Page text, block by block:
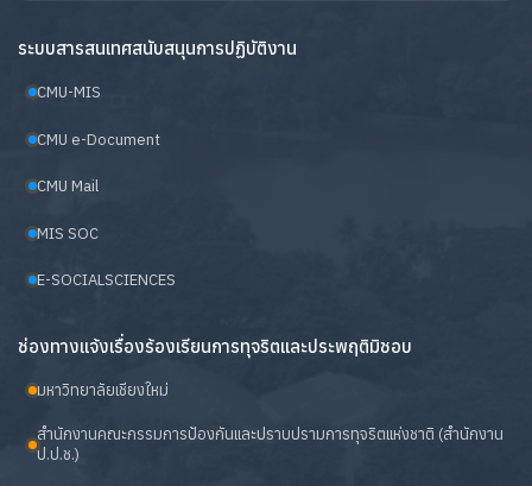
ระบบสารสนเทศสนับสนุนการปฏิบัติงาน
CMU-MIS
CMU e-Document
CMU Mail
MIS SOC
E-SOCIALSCIENCES
ช่องทางแจ้งเรื่องร้องเรียนการทุจริตและประพฤติมิชอบ
มหาวิทยาลัยเชียงใหม่
สำนักงานคณะกรรมการป้องกันและปราบปรามการทุจริตแห่งชาติ (สำนักงาน
ป.ป.ช.)